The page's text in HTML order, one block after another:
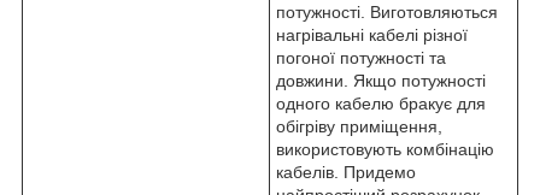
потужності. Виготовляються
нагрівальні кабелі різної
погоної потужності та
довжини. Якщо потужності
одного кабелю бракує для
обігріву приміщення,
використовують комбінацію
кабелів. Придемо